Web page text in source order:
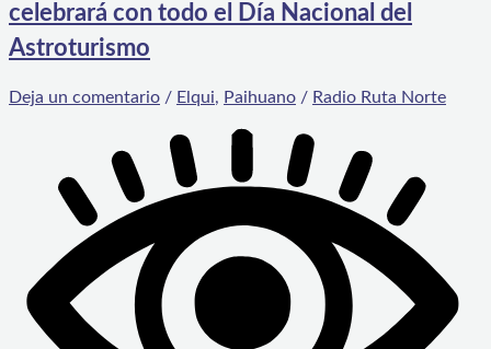
celebrará con todo el Día Nacional del
Astroturismo
Deja un comentario / Elqui, Paihuano / Radio Ruta Norte